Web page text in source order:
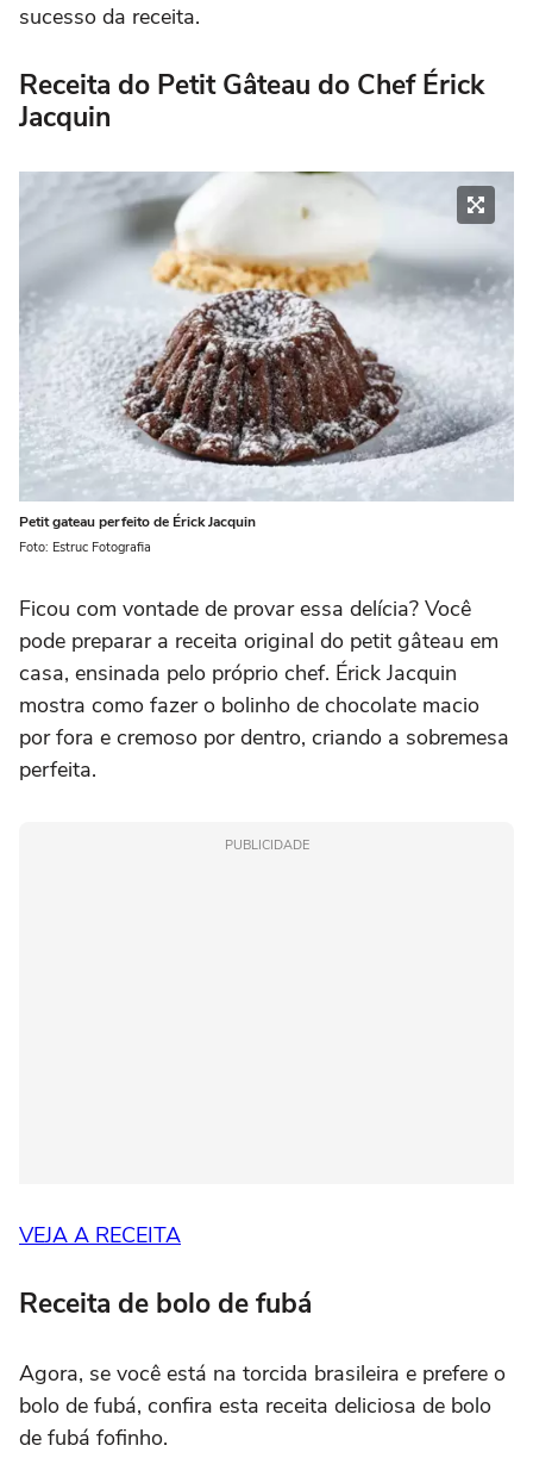
sucesso da receita.
Receita do Petit Gâteau do Chef Érick
Jacquin
Petit gateau perfeito de Érick Jacquin
Foto: Estruc Fotografia
Ficou com vontade de provar essa delícia? Você
pode preparar a receita original do petit gâteau em
casa, ensinada pelo próprio chef. Érick Jacquin
mostra como fazer o bolinho de chocolate macio
por fora e cremoso por dentro, criando a sobremesa
perfeita.
PUBLICIDADE
VEJA A RECEITA
Receita de bolo de fubá
Agora, se você está na torcida brasileira e prefere o
bolo de fubá, confira esta receita deliciosa de bolo
de fubá fofinho.